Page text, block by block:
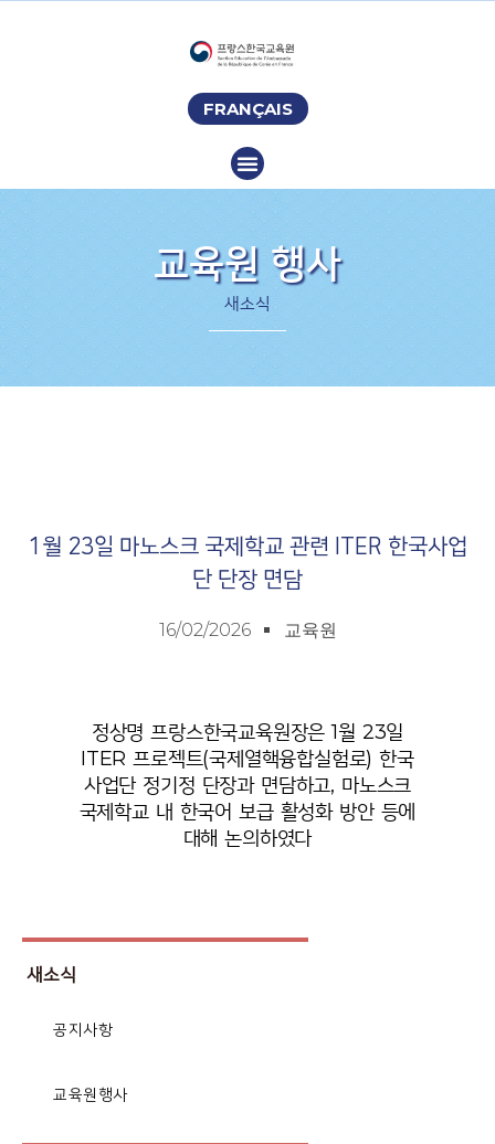
FRANÇAIS
교육원 행사
새소식
1월 23일 마노스크 국제학교 관련 ITER 한국사업
단 단장 면담
16/02/2026 교육원
정상명 프랑스한국교육원장은 1월 23일
ITER 프로젝트(국제열핵융합실험로) 한국
사업단 정기정 단장과 면담하고, 마노스크
국제학교 내 한국어 보급 활성화 방안 등에
대해 논의하였다
새소식
공지사항
교육원행사